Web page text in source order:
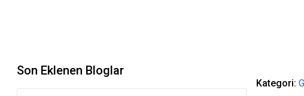
Son Eklenen Bloglar
Kategori: